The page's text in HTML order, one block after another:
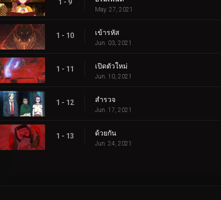
1 - 9
May. 27, 2021
1 - 10 เข้ารหัส
Jun. 03, 2021
1 - 11 เปิดตัวใหม่
Jun. 10, 2021
1 - 12 สำรวจ
Jun. 17, 2021
1 - 13 ด้วยกัน
Jun. 24, 2021